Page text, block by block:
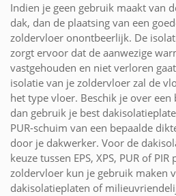
Indien je geen gebruik maakt van
dak, dan de plaatsing van een
zoldervloer onontbeerlijk. De
zorgt ervoor dat de aanwezige
vastgehouden en niet verloren
isolatie van je zoldervloer zal de
het type vloer. Beschik je over
dan gebruik je best
PUR-schuim van een bepaalde
door je dakwerker. Voor de
keuze tussen EPS, XPS, PUR of
zoldervloer kun je gebruik maken
dakisolatieplaten of